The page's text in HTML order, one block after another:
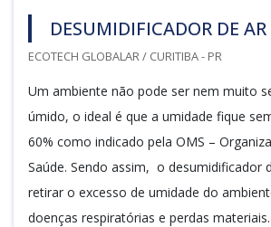
DESUMIDIFICADOR DE AR
ECOTECH GLOBALAR / CURITIBA - PR
Um ambiente não pode ser nem muito
úmido, o ideal é que a umidade fique
60% como indicado pela OMS –
Saúde. Sendo assim, o desumidificador
retirar o excesso de umidade do
doenças respiratórias e perdas materiais.